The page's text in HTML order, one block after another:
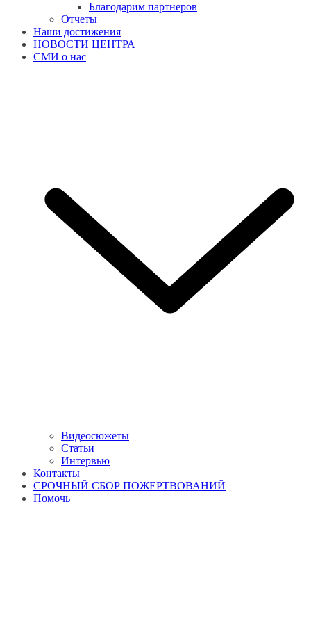
Благодарим партнеров
Отчеты
Наши достижения
НОВОСТИ ЦЕНТРА
СМИ о нас
Видеосюжеты
Статьи
Интервью
Контакты
СРОЧНЫЙ СБОР ПОЖЕРТВОВАНИЙ
Помочь